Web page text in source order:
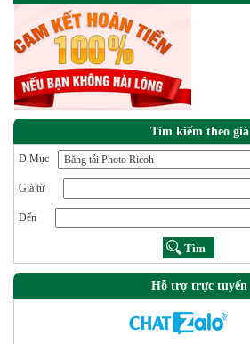
Tìm kiếm theo giá
D.Mục
Giá từ
Đến
Hỗ trợ trực tuyến